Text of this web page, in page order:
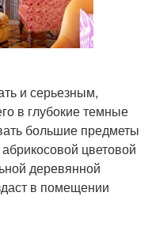
и серьезным,
в глубокие темные
большие предметы
цветовой
деревянной
в помещении